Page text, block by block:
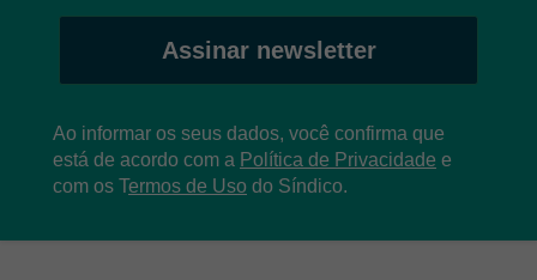
Assinar newsletter
Ao informar os seus dados, você confirma que
está de acordo com a Política de Privacidade e
com os Termos de Uso do Síndico.